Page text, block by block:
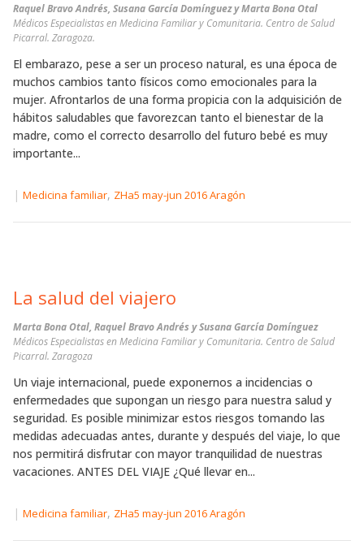
Raquel Bravo Andrés, Susana García Domínguez y Marta Bona Otal
Médicos Especialistas en Medicina Familiar y Comunitaria. Centro de Salud
Picarral. Zaragoza.
El embarazo, pese a ser un proceso natural, es una época de
muchos cambios tanto físicos como emocionales para la
mujer. Afrontarlos de una forma propicia con la adquisición de
hábitos saludables que favorezcan tanto el bienestar de la
madre, como el correcto desarrollo del futuro bebé es muy
importante...
| Medicina familiar, ZHa5 may-jun 2016 Aragón
La salud del viajero
Marta Bona Otal, Raquel Bravo Andrés y Susana García Domínguez
Médicos Especialistas en Medicina Familiar y Comunitaria. Centro de Salud
Picarral. Zaragoza
Un viaje internacional, puede exponernos a incidencias o
enfermedades que supongan un riesgo para nuestra salud y
seguridad. Es posible minimizar estos riesgos tomando las
medidas adecuadas antes, durante y después del viaje, lo que
nos permitirá disfrutar con mayor tranquilidad de nuestras
vacaciones. ANTES DEL VIAJE ¿Qué llevar en...
| Medicina familiar, ZHa5 may-jun 2016 Aragón